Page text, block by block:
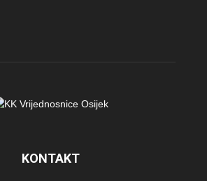
KONTAKT